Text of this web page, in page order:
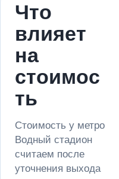
Что
влияет
на
стоимос
ть
Стоимость у метро
Водный стадион
считаем после
уточнения выхода